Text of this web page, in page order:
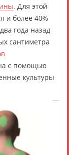
. Для этой
и более 40%
года назад
сантиметра
с помощью
культуры